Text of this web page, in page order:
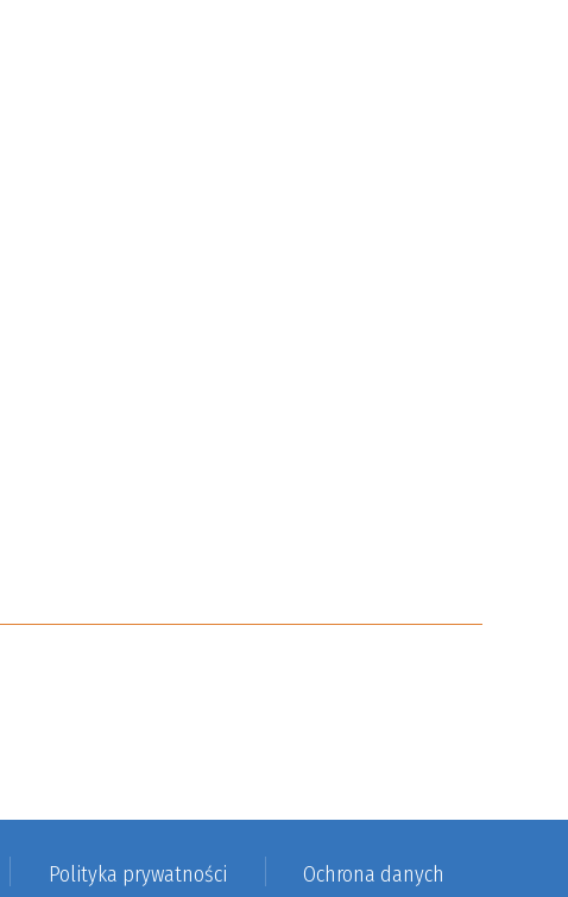
Polityka prywatności Ochrona danych